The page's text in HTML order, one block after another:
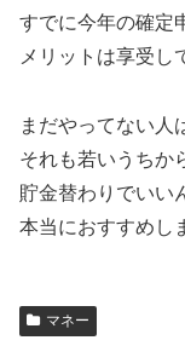
すでに今年の確定
メリットは享受し
まだやってない人
それも若いうちか
貯金替わりでいい
本当におすすめし
マネー